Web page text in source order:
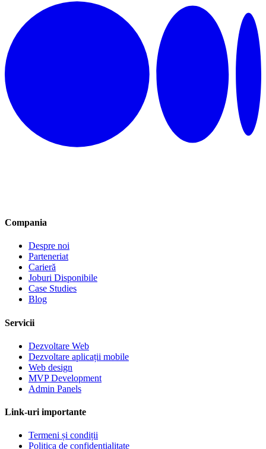
Compania
Despre noi
Parteneriat
Carieră
Joburi Disponibile
Case Studies
Blog
Servicii
Dezvoltare Web
Dezvoltare aplicații mobile
Web design
MVP Development
Admin Panels
Link-uri importante
Termeni și condiții
Politica de confidențialitate